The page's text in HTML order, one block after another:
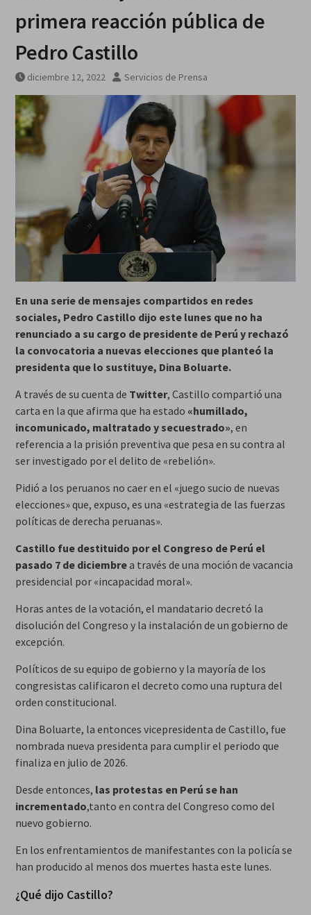
primera reacción pública de
Pedro Castillo
diciembre 12, 2022 Servicios de Prensa
En una serie de mensajes compartidos en redes
sociales, Pedro Castillo dijo este lunes que no ha
renunciado a su cargo de presidente de Perú y rechazó
la convocatoria a nuevas elecciones que planteó la
presidenta que lo sustituye, Dina Boluarte.
A través de su cuenta de Twitter, Castillo compartió una
carta en la que afirma que ha estado «humillado,
incomunicado, maltratado y secuestrado», en
referencia a la prisión preventiva que pesa en su contra al
ser investigado por el delito de «rebelión».
Pidió a los peruanos no caer en el «juego sucio de nuevas
elecciones» que, expuso, es una «estrategia de las fuerzas
políticas de derecha peruanas».
Castillo fue destituido por el Congreso de Perú el
pasado 7 de diciembrea través de una moción de vacancia
presidencial por «incapacidad moral».
Horas antes de la votación, el mandatario decretó la
disolución del Congreso y la instalación de un gobierno de
excepción.
Políticos de su equipo de gobierno y la mayoría de los
congresistas calificaron el decreto como una ruptura del
orden constitucional.
Dina Boluarte, la entonces vicepresidenta de Castillo, fue
nombrada nueva presidenta para cumplir el periodo que
finaliza en julio de 2026.
Desde entonces, las protestas en Perú se han
incrementado,tanto en contra del Congreso como del
nuevo gobierno.
En los enfrentamientos de manifestantes con la policía se
han producido al menos dos muertes hasta este lunes.
¿Qué dijo Castillo?